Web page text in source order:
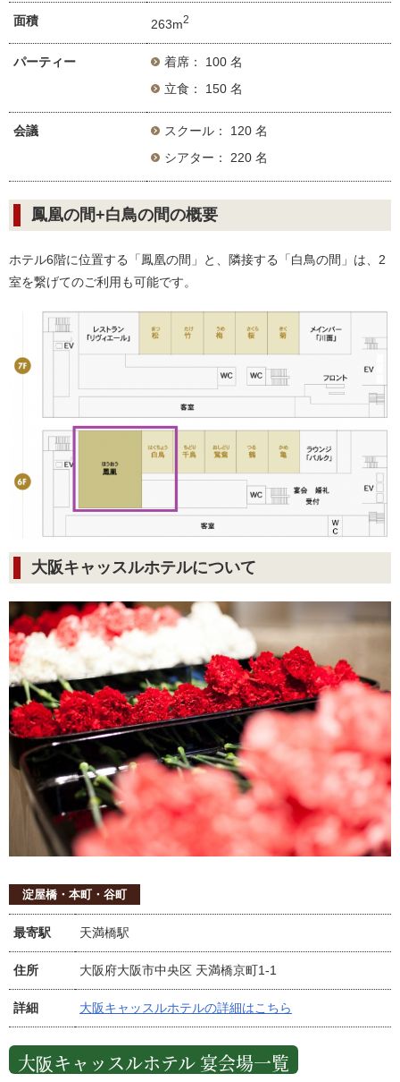
面積 263m2
パーティー
着席： 100 名
立食： 150 名
会議
スクール： 120 名
シアター： 220 名
鳳凰の間+白鳥の間の概要
ホテル6階に位置する「鳳凰の間」と、隣接する「白鳥の間」は、2
室を繋げてのご利用も可能です。
大阪キャッスルホテルについて
淀屋橋・本町・谷町
最寄駅 天満橋駅
住所 大阪府大阪市中央区 天満橋京町1-1
詳細 大阪キャッスルホテルの詳細はこちら
大阪キャッスルホテル 宴会場一覧